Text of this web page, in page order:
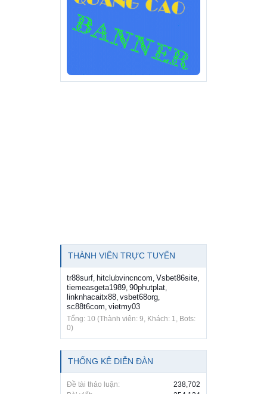
THÀNH VIÊN TRỰC TUYẾN
tr88surf, hitclubvincncom, Vsbet86site,
tiemeasgeta1989, 90phutplat,
linknhacaitx88, vsbet68org,
sc88t6com, vietmy03
Tổng: 10 (Thành viên: 9, Khách: 1, Bots:
0)
THỐNG KÊ DIỄN ĐÀN
Đề tài thảo luận:
238,702